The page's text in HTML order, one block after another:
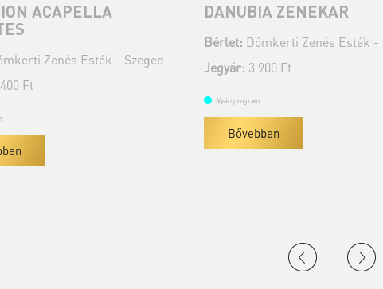
ACAPELLA
Zenés Esték - Szeged
Ft
DANUBIA ZENEKAR
Bérlet: Dómkerti Zenés Esték -
Jegyár: 3 900 Ft
Nyári program
Bővebben